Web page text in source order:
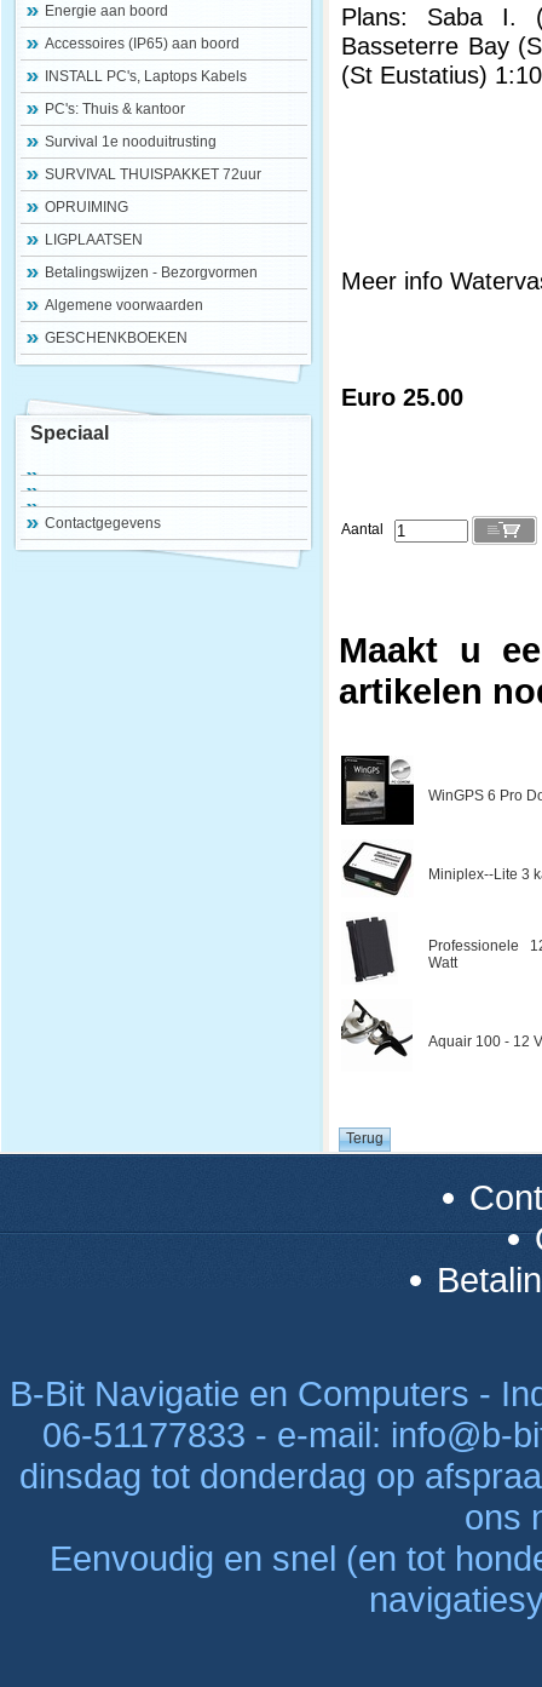
Energie aan boord
Accessoires (IP65) aan boord
INSTALL PC's, Laptops Kabels
PC's: Thuis & kantoor
Survival 1e nooduitrusting
SURVIVAL THUISPAKKET 72uur
OPRUIMING
LIGPLAATSEN
Betalingswijzen - Bezorgvormen
Algemene voorwaarden
GESCHENKBOEKEN
Speciaal
Contactgegevens
Plans: Saba I.
Basseterre Bay
(St Eustatius)
Meer info
Euro 25.00
Aantal
Maakt u
artikelen
WinGPS 6 Pro
Miniplex--Lite 3
Professionele
Watt
Aquair 100 - 12
B-Bit Navigatie en Computers -
06-51177833 - e-mail: info@b-
dinsdag tot donderdag op
ons
Eenvoudig en snel (en tot